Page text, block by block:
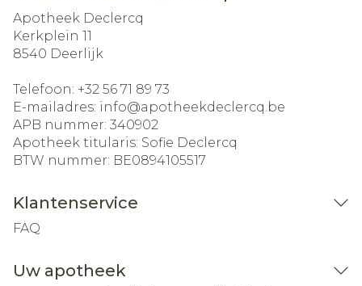
Apotheek Declercq
Kerkplein 11
8540 Deerlijk
Telefoon: +32 56 71 89 73
E-mailadres: info@apotheekdeclercq.be
APB nummer: 340902
Apotheek titularis: Sofie Declercq
BTW nummer: BE0894105517
Klantenservice
FAQ
Uw apotheek